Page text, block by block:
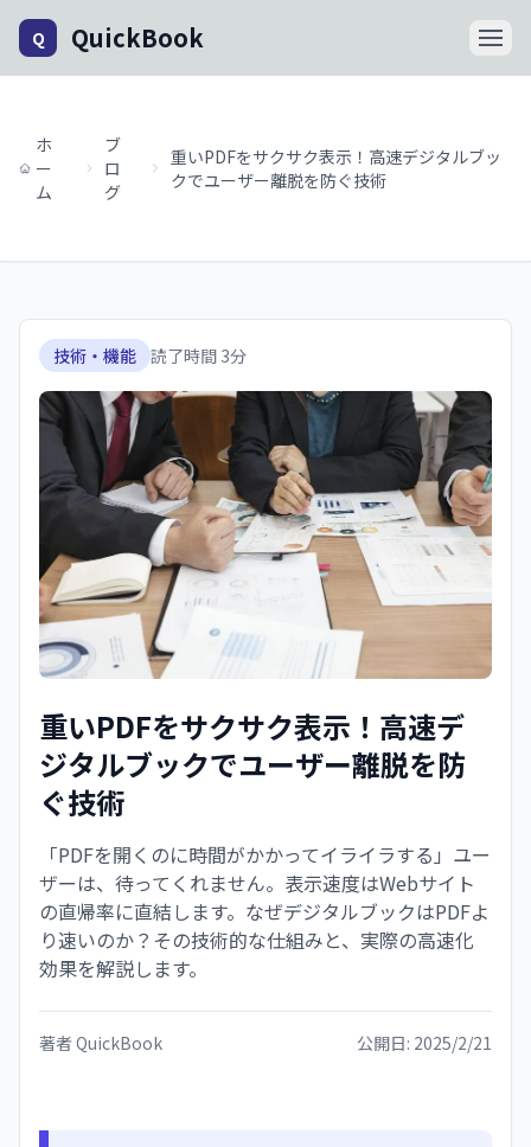
Q QuickBook
ホ
ー
ム
ブ
ロ
グ
重いPDFをサクサク表示！高速デジタルブッ
クでユーザー離脱を防ぐ技術
技術・機能 読了時間 3分
重いPDFをサクサク表示！高速デ
ジタルブックでユーザー離脱を防
ぐ技術
「PDFを開くのに時間がかかってイライラする」ユー
ザーは、待ってくれません。表示速度はWebサイト
の直帰率に直結します。なぜデジタルブックはPDFよ
り速いのか？その技術的な仕組みと、実際の高速化
効果を解説します。
著者QuickBook 公開日: 2025/2/21